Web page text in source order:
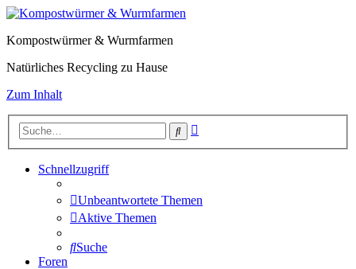
Kompostwürmer & Wurmfarmen
Natürliches Recycling zu Hause
Zum Inhalt
Suche
Schnellzugriff
Unbeantwortete Themen
Aktive Themen
Suche
Foren